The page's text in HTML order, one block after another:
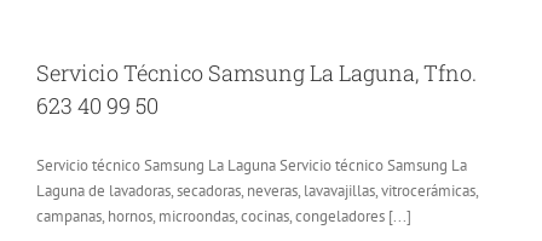
Servicio Técnico Samsung La Laguna, Tfno.
623 40 99 50
Servicio técnico Samsung La Laguna Servicio técnico Samsung La
Laguna de lavadoras, secadoras, neveras, lavavajillas, vitrocerámicas,
campanas, hornos, microondas, cocinas, congeladores [...]